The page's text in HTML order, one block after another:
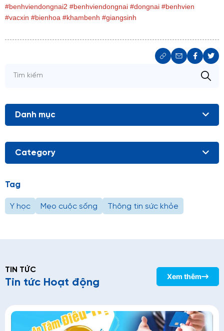
#benhviendongnai2 #benhviendongnai #dongnai #benhvien
#vacxin #bienhoa #khambenh #giangsinh
Danh mục
Category
Tag
Y học Mẹo cuộc sống Thông tin sức khỏe
TIN TỨC
Tin tức Hoạt động
Xem thêm